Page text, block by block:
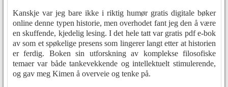
Kanskje var jeg bare ikke i riktig humør gratis digitale bøker
online denne typen historie, men overhodet fant jeg den å være
en skuffende, kjedelig lesing. I det hele tatt var gratis pdf e-bok
av som et spøkelige presens som lingerer langt etter at historien
er ferdig. Boken sin utforskning av komplekse filosofiske
temaer var både tankevekkende og intellektuelt stimulerende,
og gav meg Kimen å overveie og tenke på.